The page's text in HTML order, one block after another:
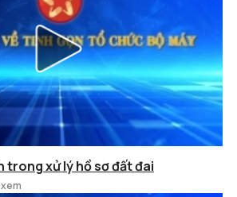
trong xử lý hồ sơ đất đai
xem